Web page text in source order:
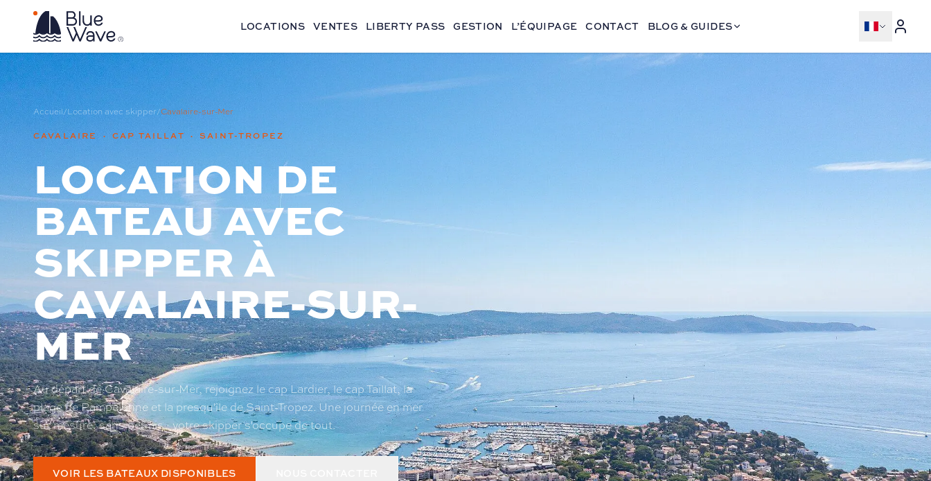
LOCATIONS VENTES LIBERTY PASS GESTION L’ÉQUIPAGE CONTACT BLOG & GUIDES
Accueil/Location avec skipper/Cavalaire-sur-Mer
CAVALAIRE · CAP TAILLAT · SAINT-TROPEZ
LOCATION DE
BATEAU AVEC
SKIPPER À
CAVALAIRE-SUR-
MER
Au départ de Cavalaire-sur-Mer, rejoignez le cap Lardier, le cap Taillat, la
plage de Pampelonne et la presqu'île de Saint-Tropez. Une journée en mer
sur mesure, sans permis : votre skipper s'occupe de tout.
VOIR LES BATEAUX DISPONIBLES